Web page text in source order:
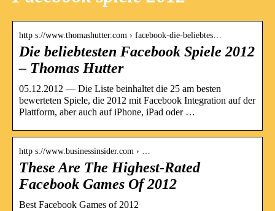
http s://www.thomashutter.com › facebook-die-beliebtes…
Die beliebtesten Facebook Spiele 2012
– Thomas Hutter
05.12.2012 — Die Liste beinhaltet die 25 am besten
bewerteten Spiele, die 2012 mit Facebook Integration auf der
Plattform, aber auch auf iPhone, iPad oder …
http s://www.businessinsider.com › …
These Are The Highest-Rated
Facebook Games Of 2012
Best Facebook Games of 2012